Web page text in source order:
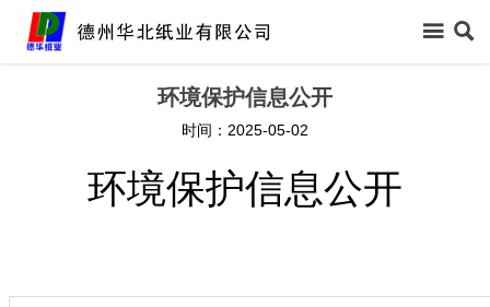
 
环境保护信息公开
时间：2025-05-02
环境保护信息公开
新闻中心